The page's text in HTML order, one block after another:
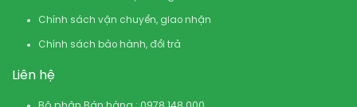
Chính sách vận chuyển, giao nhận
Chính sách bảo hành, đổi trả
Liên hệ